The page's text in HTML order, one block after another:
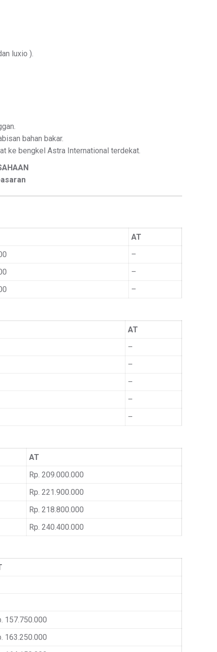
luxio ).
bahan bakar.
ke bengkel Astra International terdekat.
AT
–
–
–
AT
–
–
–
–
–
AT
Rp. 209.000.000
Rp. 221.900.000
Rp. 218.800.000
Rp. 240.400.000
157.750.000
163.250.000